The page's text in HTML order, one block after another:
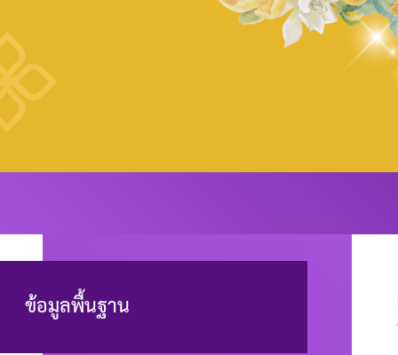
ข้อมูลพื้นฐาน